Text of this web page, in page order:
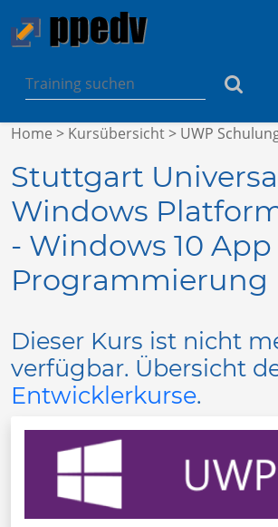
Home > Kursübersicht> UWP
Stuttgart
Windows
- Windows 10 App
Programmierung
Dieser Kurs ist nicht
verfügbar. Übersicht
Entwicklerkurse.